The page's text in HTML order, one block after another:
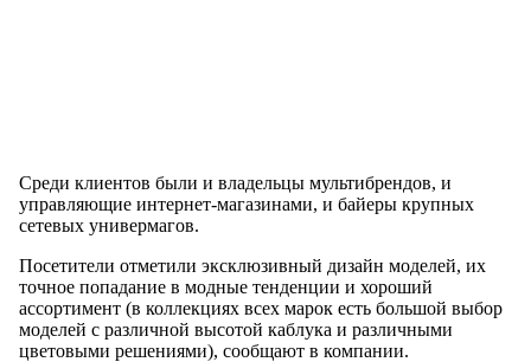
Среди клиентов были и владельцы мультибрендов, и
управляющие интернет-магазинами, и байеры крупных
сетевых универмагов.
Посетители отметили эксклюзивный дизайн моделей, их
точное попадание в модные тенденции и хороший
ассортимент (в коллекциях всех марок есть большой выбор
моделей с различной высотой каблука и различными
цветовыми решениями), сообщают в компании.